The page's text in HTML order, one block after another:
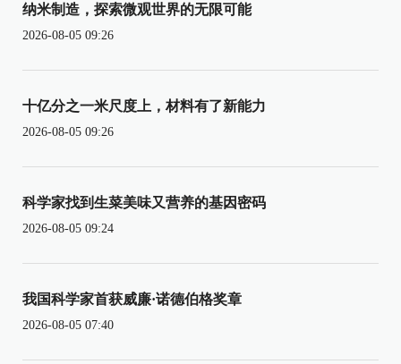
纳米制造，探索微观世界的无限可能
2026-08-05 09:26
十亿分之一米尺度上，材料有了新能力
2026-08-05 09:26
科学家找到生菜美味又营养的基因密码
2026-08-05 09:24
我国科学家首获威廉·诺德伯格奖章
2026-08-05 07:40